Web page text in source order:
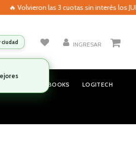
🔥 Volvieron las 3 cuotas sin interés los
ciudad INGRESAR
NOTEBOOKS LOGITECH